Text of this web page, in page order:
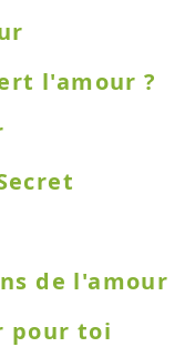
l'amour ?
de l'amour
pour toi